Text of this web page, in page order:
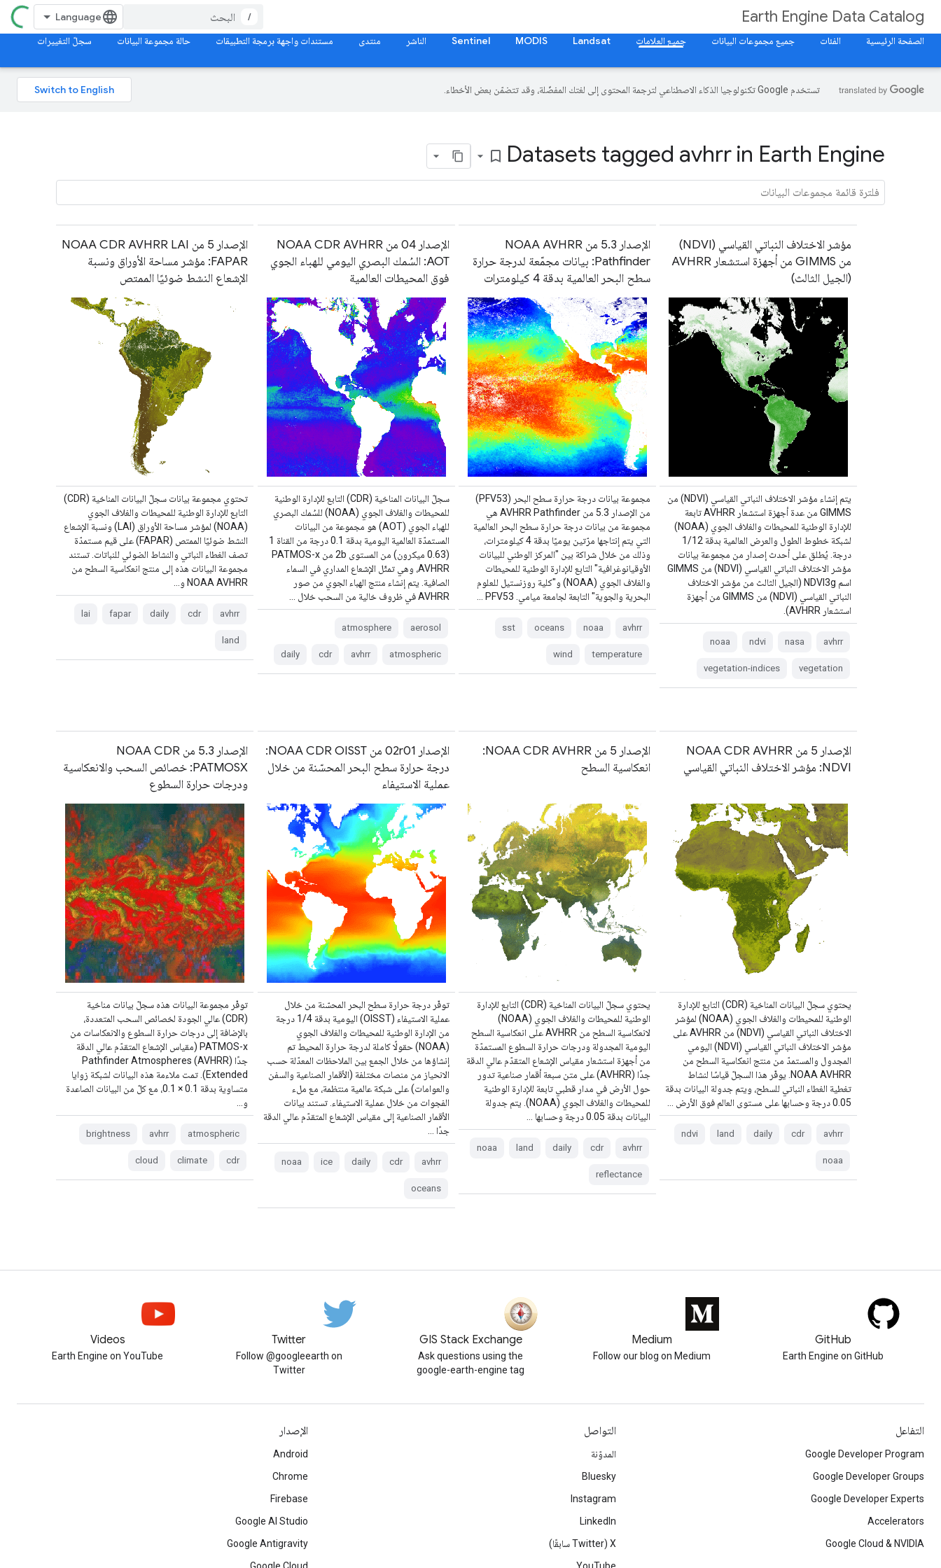
Earth Engine Data Catalog
/
الصفحة الرئيسية
الفئات جميع مجموعات البيانات جميع العلامات Landsat
MODIS
Sentinel الناشر منتدى مستندات واجهة برمجة التطبيقات حالة مجموعة البيانات سجلّ التغييرات
تستخدم Google تكنولوجيا الذكاء الاصطناعي لترجمة المحتوى إلى لغتك المفضّلة، وقد تتضمّن بعض الأخطاء.
Datasets tagged avhrr in Earth Engine
bookmark_border
مؤشر الاختلاف النباتي القياسي (NDVI)
من GIMMS من أجهزة استشعار AVHRR
(الجيل الثالث)
يتم إنشاء مؤشر الاختلاف النباتي القياسي (NDVI) من
GIMMS من عدة أجهزة استشعار AVHRR تابعة
للإدارة الوطنية للمحيطات والغلاف الجوي (NOAA)
لشبكة خطوط الطول والعرض العالمية بدقة 1/12
درجة. يُطلق على أحدث إصدار من مجموعة بيانات
مؤشر الاختلاف النباتي القياسي (NDVI) من GIMMS
اسم NDVI3g (الجيل الثالث من مؤشر الاختلاف
النباتي القياسي (NDVI) من GIMMS من أجهزة
استشعار AVHRR).
avhrr
nasa
ndvi
noaa
vegetation
vegetation-indices
الإصدار 5.3 من NOAA AVHRR
Pathfinder: بيانات مجمّعة لدرجة حرارة
سطح البحر العالمية بدقة 4 كيلومترات
مجموعة بيانات درجة حرارة سطح البحر (PFV53)
من الإصدار 5.3 من AVHRR Pathfinder هي
مجموعة من بيانات درجة حرارة سطح البحر العالمية
التي يتم إنتاجها مرّتين يوميًا بدقة 4 كيلومترات،
وذلك من خلال شراكة بين "المركز الوطني للبيانات
الأوقيانوغرافية" التابع للإدارة الوطنية للمحيطات
والغلاف الجوي (NOAA) و"كلية روزنستيل للعلوم
البحرية والجوية" التابعة لجامعة ميامي. PFV53 …
avhrr
noaa
oceans
sst
temperature
wind
الإصدار 04 من NOAA CDR AVHRR
AOT: السُمك البصري اليومي للهباء الجوي
فوق المحيطات العالمية
سجلّ البيانات المناخية (CDR) التابع للإدارة الوطنية
للمحيطات والغلاف الجوي (NOAA) للسُمك البصري
للهباء الجوي (AOT) هو مجموعة من البيانات
المستمدّة العالمية اليومية بدقة 0.1 درجة من القناة 1
(0.63 ميكرون) من المستوى 2b من PATMOS-x
AVHRR، وهي تمثّل الإشعاع المداري في السماء
الصافية. يتم إنشاء منتج الهباء الجوي من صور
AVHRR في ظروف خالية من السحب خلال …
aerosol
atmosphere
atmospheric
avhrr
cdr
daily
الإصدار 5 من NOAA CDR AVHRR LAI
FAPAR: مؤشر مساحة الأوراق ونسبة
الإشعاع النشط ضوئيًا الممتص
تحتوي مجموعة بيانات سجلّ البيانات المناخية (CDR)
التابع للإدارة الوطنية للمحيطات والغلاف الجوي
(NOAA) لمؤشر مساحة الأوراق (LAI) ونسبة الإشعاع
النشط ضوئيًا الممتص (FAPAR) على قيم مستمدّة
تصف الغطاء النباتي والنشاط الضوئي للنباتات. تستند
مجموعة البيانات هذه إلى منتج انعكاسية السطح من
NOAA AVHRR و…
avhrr
cdr
daily
fapar
lai
land
الإصدار 5 من NOAA CDR AVHRR
NDVI: مؤشر الاختلاف النباتي القياسي
يحتوي سجلّ البيانات المناخية (CDR) التابع للإدارة
الوطنية للمحيطات والغلاف الجوي (NOAA) لمؤشر
الاختلاف النباتي القياسي (NDVI) من AVHRR على
مؤشر الاختلاف النباتي القياسي (NDVI) اليومي
المجدول والمستمدّ من منتج انعكاسية السطح من
NOAA AVHRR. يوفّر هذا السجلّ قياسًا لنشاط
تغطية الغطاء النباتي للسطح، ويتم جدولة البيانات بدقة
0.05 درجة وحسابها على مستوى العالم فوق الأرض …
avhrr
cdr
daily
land
ndvi
noaa
الإصدار 5 من NOAA CDR AVHRR:
انعكاسية السطح
يحتوي سجلّ البيانات المناخية (CDR) التابع للإدارة
الوطنية للمحيطات والغلاف الجوي (NOAA)
لانعكاسية السطح من AVHRR على انعكاسية السطح
اليومية المجدولة ودرجات حرارة السطوع المستمدّة
من أجهزة استشعار مقياس الإشعاع المتقدّم عالي الدقة
جدًا (AVHRR) على متن سبعة أقمار صناعية تدور
حول الأرض في مدار قطبي تابعة للإدارة الوطنية
للمحيطات والغلاف الجوي (NOAA). يتم جدولة
البيانات بدقة 0.05 درجة وحسابها …
avhrr
cdr
daily
land
noaa
reflectance
الإصدار 02r01 من NOAA CDR OISST:
درجة حرارة سطح البحر المحسّنة من خلال
عملية الاستيفاء
توفّر درجة حرارة سطح البحر المحسّنة من خلال
عملية الاستيفاء (OISST) اليومية بدقة 1/4 درجة
من الإدارة الوطنية للمحيطات والغلاف الجوي
(NOAA) حقولًا كاملة لدرجة حرارة المحيط تم
إنشاؤها من خلال الجمع بين الملاحظات المعدّلة حسب
الانحياز من منصات مختلفة (الأقمار الصناعية والسفن
والعوامات) على شبكة عالمية منتظمة، مع ملء
الفجوات من خلال عملية الاستيفاء. تستند بيانات
الأقمار الصناعية إلى مقياس الإشعاع المتقدّم عالي الدقة
جدًا …
avhrr
cdr
daily
ice
noaa
oceans
الإصدار 5.3 من NOAA CDR
PATMOSX: خصائص السحب والانعكاسية
ودرجات حرارة السطوع
توفّر مجموعة البيانات هذه سجلّ بيانات مناخية
(CDR) عالي الجودة لخصائص السحب المتعددة،
بالإضافة إلى درجات حرارة السطوع والانعكاسات من
PATMOS-x (مقياس الإشعاع المتقدّم عالي الدقة
جدًا (AVHRR) Pathfinder Atmospheres
Extended). تمت ملاءمة هذه البيانات لشبكة زوايا
متساوية بدقة 0.1 × 0.1، مع كلّ من البيانات الصاعدة
و…
atmospheric
avhrr
brightness
cdr
climate
cloud
GitHub
Earth Engine on GitHub
Medium
Follow our blog on Medium
GIS Stack Exchange
Ask questions using the
google-earth-engine tag
Twitter
Follow @googleearth on
Twitter
Videos
Earth Engine on YouTube
التفاعل
Google Developer Program
Google Developer Groups
Google Developer Experts
Accelerators
Google Cloud & NVIDIA
التواصل
المدوّنة
Bluesky
Instagram
LinkedIn
‫X ‏(Twitter سابقًا)
الإصدار
Android
Chrome
Firebase
Google AI Studio
Google Antigravity